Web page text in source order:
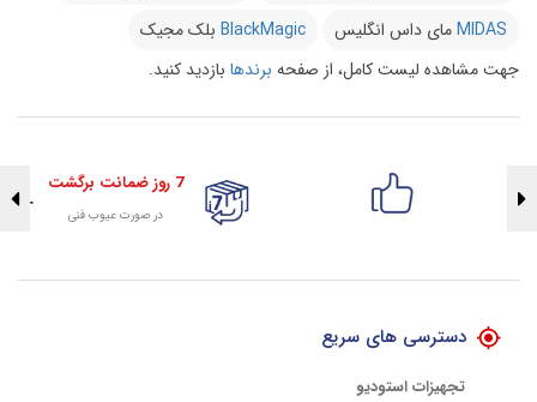
MIDASمای داس انگلیس BlackMagic بلک مجیک
جهت مشاهده لیست کامل، از صفحه برندها بازدید کنید.
7 روز ضمانت برگشت
در صورت عیوب فنی
دسترسی های سریع
تجهیزات استودیو